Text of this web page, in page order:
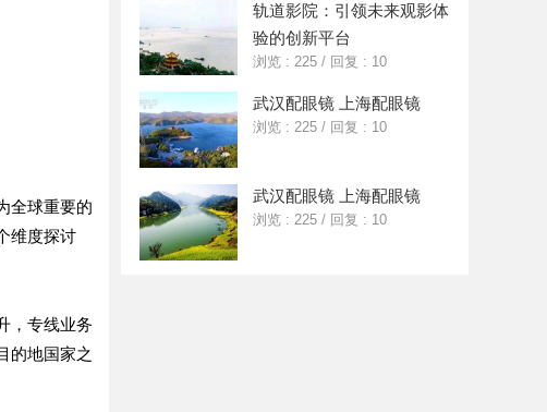
全球重要的
维度探讨
，专线业务
的地国家之
轨道影院：引领未来观影体
验的创新平台
浏览 : 225 / 回复 : 10
武汉配眼镜 上海配眼镜
浏览 : 225 / 回复 : 10
武汉配眼镜 上海配眼镜
浏览 : 225 / 回复 : 10